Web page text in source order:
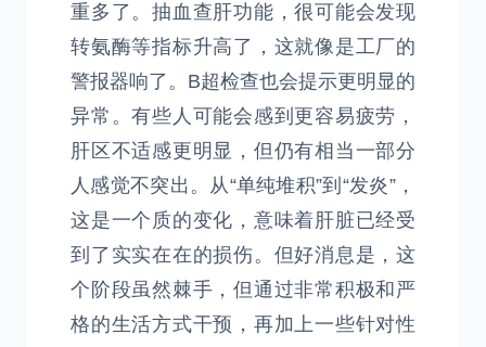
重多了。抽血查肝功能，很可能会发现
转氨酶等指标升高了，这就像是工厂的
警报器响了。B超检查也会提示更明显的
异常。有些人可能会感到更容易疲劳，
肝区不适感更明显，但仍有相当一部分
人感觉不突出。从“单纯堆积”到“发炎”，
这是一个质的变化，意味着肝脏已经受
到了实实在在的损伤。但好消息是，这
个阶段虽然棘手，但通过非常积极和严
格的生活方式干预，再加上一些针对性